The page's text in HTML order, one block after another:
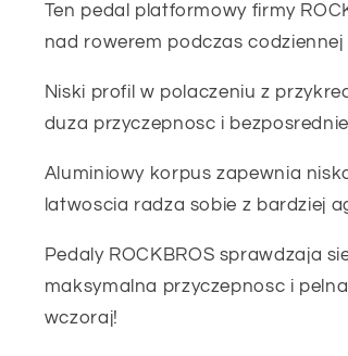
Ten pedal platformowy firmy
nad rowerem podczas codziennej
Niski profil w polaczeniu z
duza przyczepnosc i
Aluminiowy korpus zapewnia
latwoscia radza sobie z bardziej
Pedaly ROCKBROS sprawdzaja
maksymalna przyczepnosc i
wczoraj!